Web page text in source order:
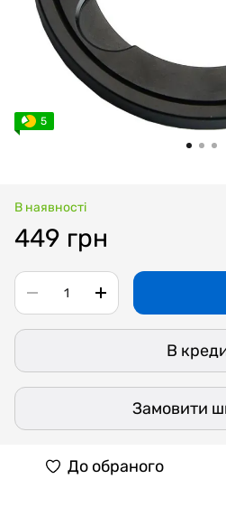
5
В наявності
449 грн
В
Замовити
До обраного